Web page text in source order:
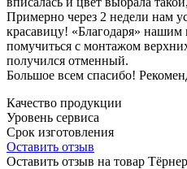
Примерно через 2 недели нам
красавицу! «Благодаря»
помучиться с монтажом
получился отменный.
Большое всем спасибо!
Качество продукции
Уровень сервиса
Срок изготовления
Оставить отзыв
Оставить отзыв на товар Тёрнер